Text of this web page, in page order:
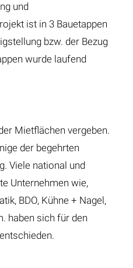
und
ist in 3 Bauetappen
bzw. der Bezug
wurde laufend
Mietflächen vergeben.
der begehrten
Viele national und
Unternehmen wie,
BDO, Kühne + Nagel,
haben sich für den